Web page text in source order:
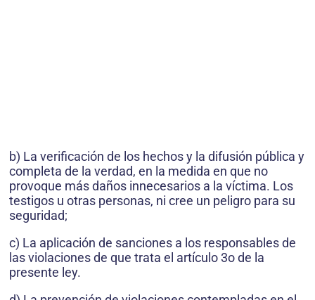
b) La verificación de los hechos y la difusión pública y
completa de la verdad, en la medida en que no
provoque más daños innecesarios a la víctima. Los
testigos u otras personas, ni cree un peligro para su
seguridad;
c) La aplicación de sanciones a los responsables de
las violaciones de que trata el artículo 3o de la
presente ley.